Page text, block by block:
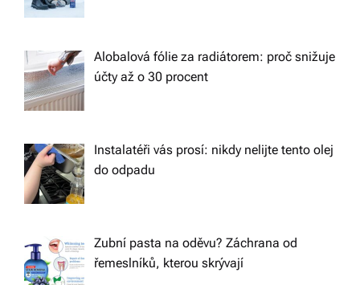
Alobalová fólie za radiátorem: proč snižuje
účty až o 30 procent
Instalatéři vás prosí: nikdy nelijte tento olej
do odpadu
Zubní pasta na oděvu? Záchrana od
řemeslníků, kterou skrývají